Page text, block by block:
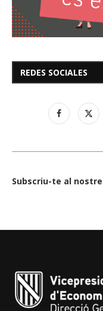
REDES SOCIALES
Subscriu-te al